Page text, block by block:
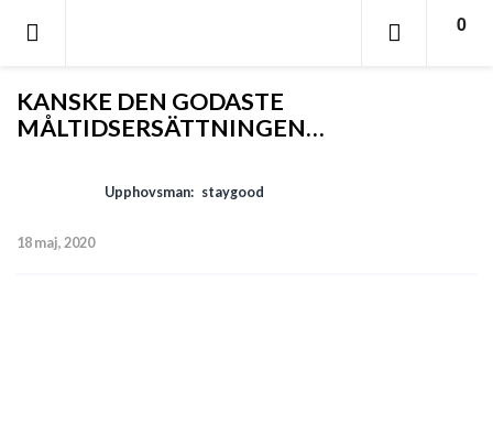
0
KANSKE DEN GODASTE
MÅLTIDSERSÄTTNINGEN…
Upphovsman: staygood
18 maj, 2020